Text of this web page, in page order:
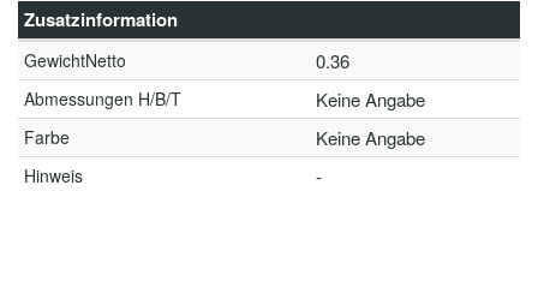
Zusatzinformation
GewichtNetto 0.36
Abmessungen H/B/T Keine Angabe
Farbe Keine Angabe
Hinweis -